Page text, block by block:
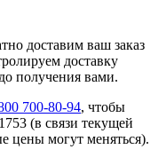
доставим ваш заказ
доставку
получения вами.
700-80-94, чтобы
(в связи текущей
цены могут меняться).